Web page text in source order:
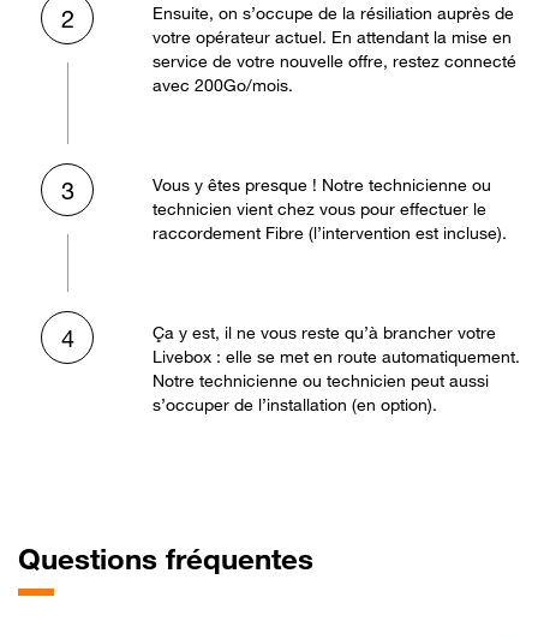
2
Ensuite, on s’occupe de la résiliation auprès de
votre opérateur actuel. En attendant la mise en
service de votre nouvelle offre, restez connecté
avec 200Go/mois.
3
Vous y êtes presque ! Notre technicienne ou
technicien vient chez vous pour effectuer le
raccordement Fibre (l’intervention est incluse).
4
Ça y est, il ne vous reste qu’à brancher votre
Livebox : elle se met en route automatiquement.
Notre technicienne ou technicien peut aussi
s’occuper de l’installation (en option).
Questions fréquentes